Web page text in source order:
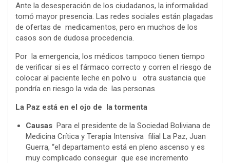
Ante la desesperación de los ciudadanos, la informalidad
tomó mayor presencia. Las redes sociales están plagadas
de ofertas de medicamentos, pero en muchos de los
casos son de dudosa procedencia.
Por la emergencia, los médicos tampoco tienen tiempo
de verificar si es el fármaco correcto y corren el riesgo de
colocar al paciente leche en polvo u otra sustancia que
pondría en riesgo la vida de las personas.
La Paz está en el ojo de la tormenta
Causas Para el presidente de la Sociedad Boliviana de
Medicina Crítica y Terapia Intensiva filial La Paz, Juan
Guerra, “el departamento está en pleno ascenso y es
muy complicado conseguir que ese incremento